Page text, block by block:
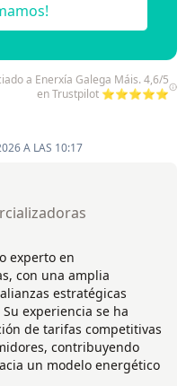
a Enerxía Galega Máis. 4,6/5
en Trustpilot ⭐⭐⭐⭐⭐
A LAS 10:17
experto en
con una amplia
estratégicas
experiencia se ha
de tarifas competitivas
contribuyendo
un modelo energético